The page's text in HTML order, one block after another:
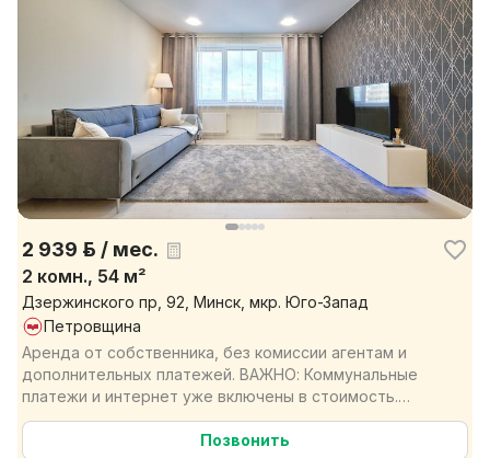
2 939 р. / мес.
2 комн., 54 м²
Дзержинского пр, 92, Минск, мкр. Юго-Запад
Петровщина
Аренда от собственника, без комиссии агентам и
дополнительных платежей. ВАЖНО: Коммунальные
платежи и интернет уже включены в стоимость.
Просторная ...
Позвонить